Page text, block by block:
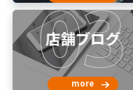
03
店舗ブログ
more